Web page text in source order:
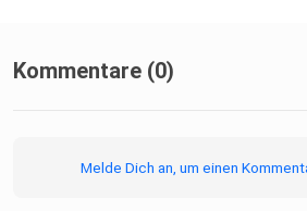
Kommentare (0)
Melde Dich an, um einen